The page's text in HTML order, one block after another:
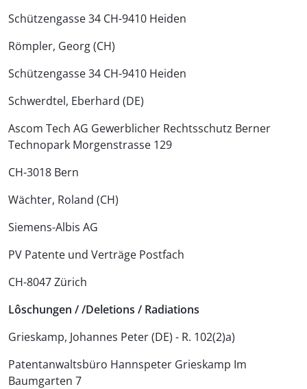
Schützengasse 34 CH-9410 Heiden
Römpler, Georg (CH)
Schützengasse 34 CH-9410 Heiden
Schwerdtel, Eberhard (DE)
Ascom Tech AG Gewerblicher Rechtsschutz Berner
Technopark Morgenstrasse 129
CH-3018 Bern
Wächter, Roland (CH)
Siemens-Albis AG
PV Patente und Verträge Postfach
CH-8047 Zürich
Lôschungen / /Deletions / Radiations
Grieskamp, Johannes Peter (DE) - R. 102(2)a)
Patentanwaltsbüro Hannspeter Grieskamp Im
Baumgarten 7